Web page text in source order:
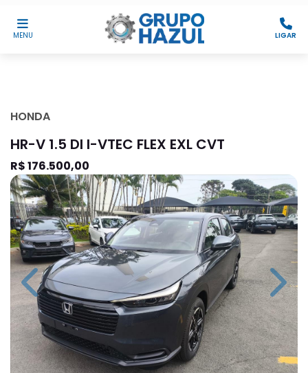
MENU LIGAR
HONDA
HR-V 1.5 DI I-VTEC FLEX EXL CVT
R$ 176.500,00
Previous Next